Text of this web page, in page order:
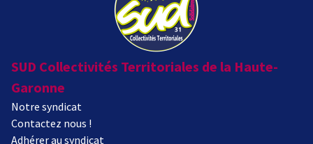
SUD Collectivités Territoriales de la Haute-
Garonne
Notre syndicat
Contactez nous !
Adhérer au syndicat